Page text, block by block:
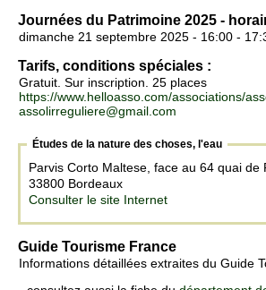
Journées du Patrimoine 2025 -
dimanche 21 septembre 2025 - 16:00 -
Tarifs, conditions spéciales :
Gratuit. Sur inscription. 25 places
https://www.helloasso.com/associations/
assolirreguliere@gmail.com
Études de la nature des choses, l'eau
Parvis Corto Maltese, face au 64 quai de
33800 Bordeaux
Consulter le site Internet
Guide Tourisme France
Informations détaillées extraites du Guide